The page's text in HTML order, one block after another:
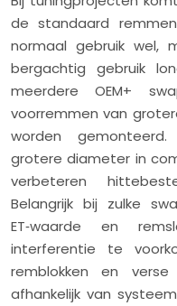
de standaard
normaal gebruik wel,
bergachtig gebruik
meerdere OEM+
voorremmen van
worden
grotere diameter in
verbeteren
Belangrijk bij zulke
ET‑waarde en
interferentie te
remblokken en
afhankelijk van